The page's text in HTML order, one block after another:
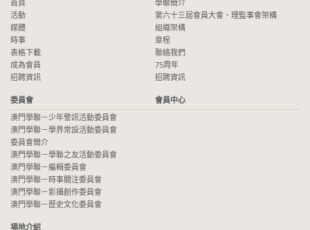
首頁
活動
媒體
時事
表格下載
成為會員
招聘資訊
學聯簡介
第六十三屆會員大會、理監事會架構
組織架構
章程
聯絡我們
75周年
招聘資訊
委員會
澳門學聯－少年警訊活動委員會
澳門學聯－學界常設活動委員會
委員會簡介
澳門學聯－學聯之友活動委員會
澳門學聯－編輯委員會
澳門學聯－時事關注委員會
澳門學聯－影攝創作委員會
澳門學聯－歷史文化委員會
會員中心
場地介紹